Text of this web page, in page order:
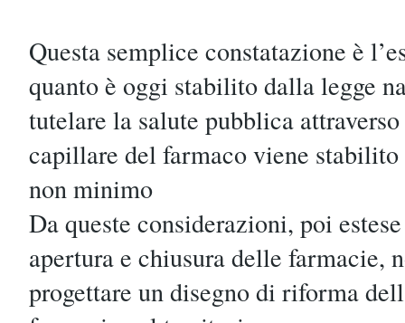
Questa semplice constatazione è
quanto è oggi stabilito dalla legge
tutelare la salute pubblica
capillare del farmaco viene stabilito
non minimo
Da queste considerazioni, poi
apertura e chiusura delle farmacie,
progettare un disegno di riforma